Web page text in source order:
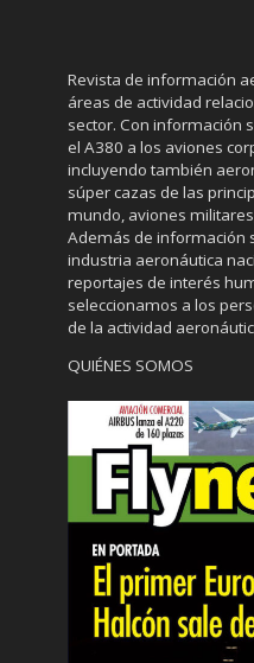
Revista de información
áreas de actividad
sector. Con información
el A380 a los aviones
incluyendo también
súper cazas de las
mundo, aviones
Además de información
industria aeronáutica
reportajes de interés
seleccionamos a los
de la actividad
QUIÉNES SOMOS